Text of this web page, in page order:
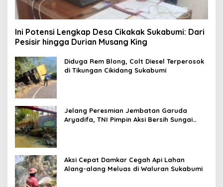
Ini Potensi Lengkap Desa Cikakak Sukabumi: Dari
Pesisir hingga Durian Musang King
Diduga Rem Blong, Colt Diesel Terperosok
di Tikungan Cikidang Sukabumi
Jelang Peresmian Jembatan Garuda
Aryadifa, TNI Pimpin Aksi Bersih Sungai
Aksi Cepat Damkar Cegah Api Lahan
Alang-alang Meluas di Waluran Sukabumi